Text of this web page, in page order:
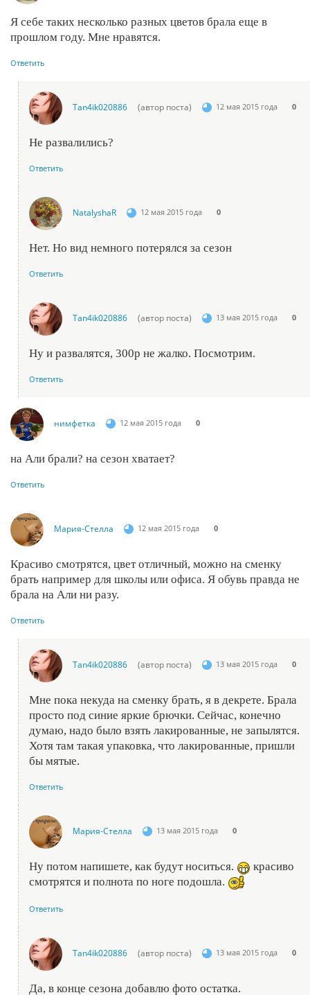
Я себе таких несколько разных цветов брала еще в
прошлом году. Мне нравятся.
Ответить
Tan4ik020886 (автор поста) 12 мая 2015 года 0
Не развалились?
Ответить
NatalyshaR 12 мая 2015 года 0
Нет. Но вид немного потерялся за сезон
Ответить
Tan4ik020886 (автор поста) 13 мая 2015 года 0
Ну и развалятся, 300р не жалко. Посмотрим.
Ответить
нимфетка 12 мая 2015 года 0
на Али брали? на сезон хватает?
Ответить
Мария-Стелла 12 мая 2015 года 0
Красиво смотрятся, цвет отличный, можно на сменку
брать например для школы или офиса. Я обувь правда не
брала на Али ни разу.
Ответить
Tan4ik020886 (автор поста) 13 мая 2015 года 0
Мне пока некуда на сменку брать, я в декрете. Брала
просто под синие яркие брючки. Сейчас, конечно
думаю, надо было взять лакированные, не запылятся.
Хотя там такая упаковка, что лакированные, пришли
бы мятые.
Ответить
Мария-Стелла 13 мая 2015 года 0
Ну потом напишете, как будут носиться.
красиво
смотрятся и полнота по ноге подошла.
Ответить
Tan4ik020886 (автор поста) 13 мая 2015 года 0
Да, в конце сезона добавлю фото остатка.